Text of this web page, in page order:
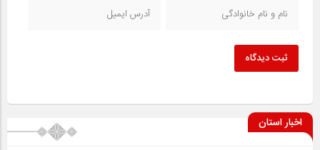
ثبت دیدگاه
اخبار استان